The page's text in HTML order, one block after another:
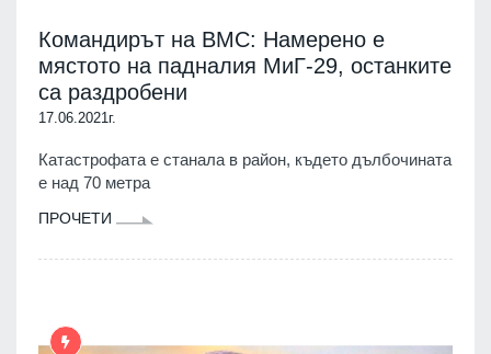
Командирът на ВМС: Намерено е
мястото на падналия МиГ-29, останките
са раздробени
17.06.2021г.
Катастрофата е станала в район, където дълбочината
е над 70 метра
ПРОЧЕТИ